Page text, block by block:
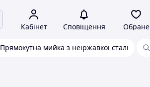
Кабінет Сповіщення Обране
Прямокутна мийка з неіржавкої сталі